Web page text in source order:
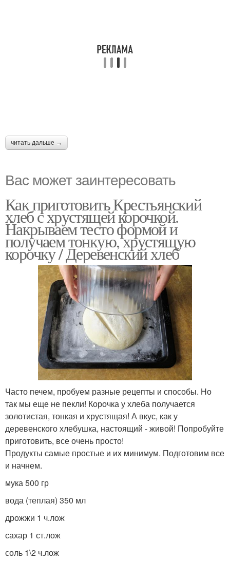
читать дальше →
Вас может заинтересовать
Как приготовить Крестьянский
хлеб с хрустящей корочкой.
Накрываем тесто формой и
получаем тонкую, хрустящую
корочку / Деревенский хлеб
Часто печем, пробуем разные рецепты и способы. Но
так мы еще не пекли! Корочка у хлеба получается
золотистая, тонкая и хрустящая! А вкус, как у
деревенского хлебушка, настоящий - живой! Попробуйте
приготовить, все очень просто!
Продукты самые простые и их минимум. Подготовим все
и начнем.
мука 500 гр
вода (теплая) 350 мл
дрожжи 1 ч.лож
сахар 1 ст.лож
соль 1\2 ч.лож